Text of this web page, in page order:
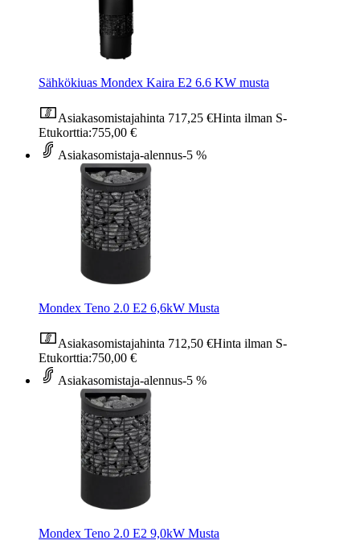
Sähkökiuas Mondex Kaira E2 6.6 KW musta
Asiakasomistajahinta 717,25 €Hinta ilman S-
Etukorttia:755,00 €
Asiakasomistaja-alennus-5 %
Mondex Teno 2.0 E2 6,6kW Musta
Asiakasomistajahinta 712,50 €Hinta ilman S-
Etukorttia:750,00 €
Asiakasomistaja-alennus-5 %
Mondex Teno 2.0 E2 9,0kW Musta